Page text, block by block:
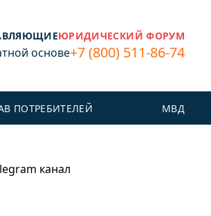
ЮРИДИЧЕСКИЙ ФОРУМ
основе+7 (800) 511-86-74
ПОТРЕБИТЕЛЕЙ МВД